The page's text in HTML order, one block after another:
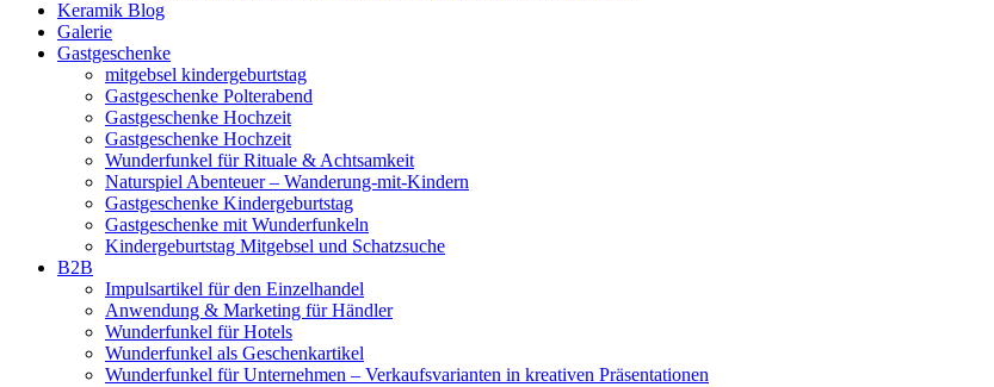
Keramik Blog
Galerie
Gastgeschenke
mitgebsel kindergeburtstag
Gastgeschenke Polterabend
Gastgeschenke Hochzeit
Gastgeschenke Hochzeit
Wunderfunkel für Rituale & Achtsamkeit
Naturspiel Abenteuer – Wanderung-mit-Kindern
Gastgeschenke Kindergeburtstag
Gastgeschenke mit Wunderfunkeln
Kindergeburtstag Mitgebsel und Schatzsuche
B2B
Impulsartikel für den Einzelhandel
Anwendung & Marketing für Händler
Wunderfunkel für Hotels
Wunderfunkel als Geschenkartikel
Wunderfunkel für Unternehmen – Verkaufsvarianten in kreativen Präsentationen